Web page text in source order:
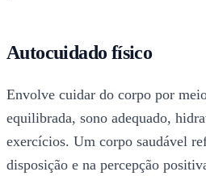
Autocuidado físico
Envolve cuidar do corpo por
equilibrada, sono adequado,
exercícios. Um corpo saudável
disposição e na percepção